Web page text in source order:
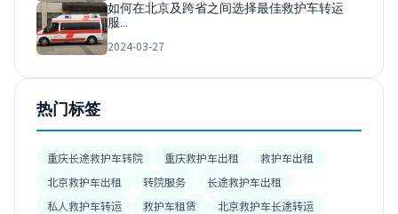
如何在北京及跨省之间选择最佳救护车转运
服…
2024-03-27
热门标签
重庆长途救护车转院 重庆救护车出租
救护车出租
北京救护车出租
转院服务
长途救护车出租
私人救护车转运
救护车租赁
北京救护车长途转运